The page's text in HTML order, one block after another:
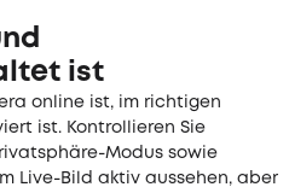
ist
online ist, im richtigen
ist. Kontrollieren Sie
Modus sowie
Live-Bild aktiv aussehen, aber